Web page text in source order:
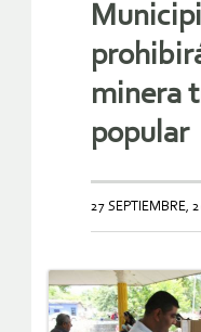
minera
popular
27 SEPTIEMBRE,